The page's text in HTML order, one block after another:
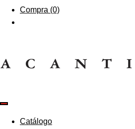
Compra (0)
Catálogo